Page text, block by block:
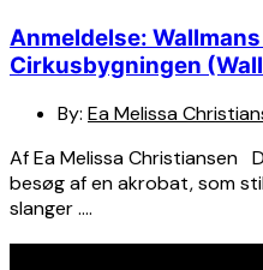
Anmeldelse: Wallmans
Cirkusbygningen
By: Ea Melissa
Af Ea Melissa Christiansen
besøg af en akrobat, som
slanger ….